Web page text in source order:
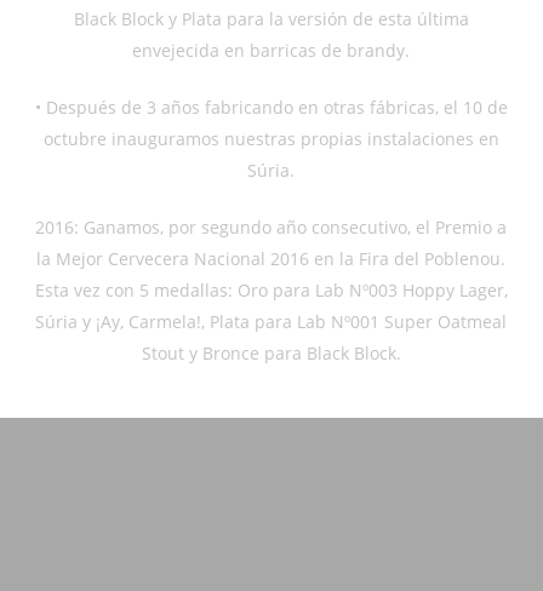
Black Block y Plata para la versión de esta última
envejecida en barricas de brandy.
• Después de 3 años fabricando en otras fábricas, el 10 de
octubre inauguramos nuestras propias instalaciones en
Súria.
2016: Ganamos, por segundo año consecutivo, el Premio a
la Mejor Cervecera Nacional 2016 en la Fira del Poblenou.
Esta vez con 5 medallas: Oro para Lab Nº003 Hoppy Lager,
Súria y ¡Ay, Carmela!, Plata para Lab Nº001 Super Oatmeal
Stout y Bronce para Black Block.